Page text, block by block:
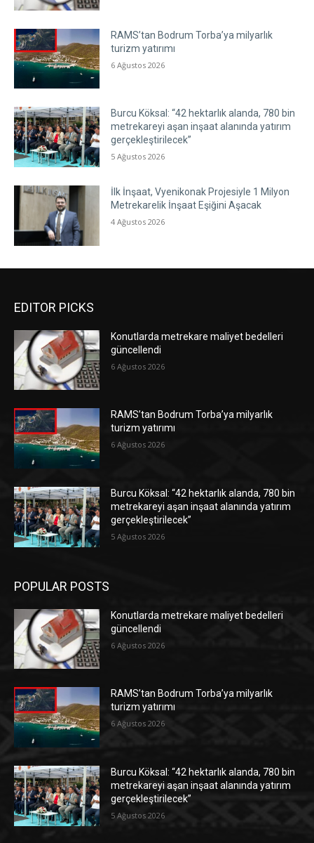
RAMS’tan Bodrum Torba’ya milyarlık
turizm yatırımı
6 Ağustos 2026
Burcu Köksal: “42 hektarlık alanda, 780 bin
metrekareyi aşan inşaat alanında yatırım
gerçekleştirilecek”
5 Ağustos 2026
İlk İnşaat, Vyenikonak Projesiyle 1 Milyon
Metrekarelik İnşaat Eşiğini Aşacak
4 Ağustos 2026
EDITOR PICKS
Konutlarda metrekare maliyet bedelleri
güncellendi
6 Ağustos 2026
RAMS’tan Bodrum Torba’ya milyarlık
turizm yatırımı
6 Ağustos 2026
Burcu Köksal: “42 hektarlık alanda, 780 bin
metrekareyi aşan inşaat alanında yatırım
gerçekleştirilecek”
5 Ağustos 2026
POPULAR POSTS
Konutlarda metrekare maliyet bedelleri
güncellendi
6 Ağustos 2026
RAMS’tan Bodrum Torba’ya milyarlık
turizm yatırımı
6 Ağustos 2026
Burcu Köksal: “42 hektarlık alanda, 780 bin
metrekareyi aşan inşaat alanında yatırım
gerçekleştirilecek”
5 Ağustos 2026